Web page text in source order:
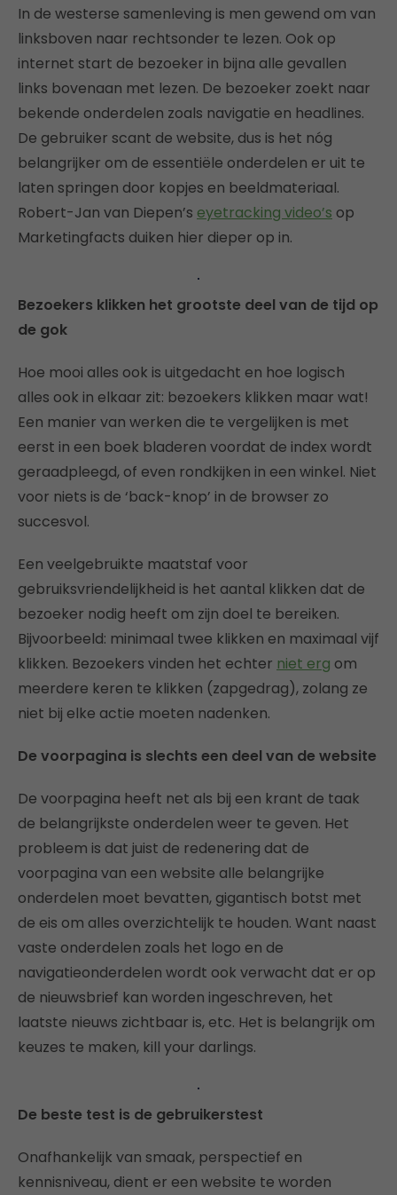
In de westerse samenleving is men gewend om van
linksboven naar rechtsonder te lezen. Ook op
internet start de bezoeker in bijna alle gevallen
links bovenaan met lezen. De bezoeker zoekt naar
bekende onderdelen zoals navigatie en headlines.
De gebruiker scant de website, dus is het nóg
belangrijker om de essentiële onderdelen er uit te
laten springen door kopjes en beeldmateriaal.
Robert-Jan van Diepen’s eyetracking video’s op
Marketingfacts duiken hier dieper op in.
Bezoekers klikken het grootste deel van de tijd op
de gok
Hoe mooi alles ook is uitgedacht en hoe logisch
alles ook in elkaar zit: bezoekers klikken maar wat!
Een manier van werken die te vergelijken is met
eerst in een boek bladeren voordat de index wordt
geraadpleegd, of even rondkijken in een winkel. Niet
voor niets is de ‘back-knop’ in de browser zo
succesvol.
Een veelgebruikte maatstaf voor
gebruiksvriendelijkheid is het aantal klikken dat de
bezoeker nodig heeft om zijn doel te bereiken.
Bijvoorbeeld: minimaal twee klikken en maximaal vijf
klikken. Bezoekers vinden het echter niet erg om
meerdere keren te klikken (zapgedrag), zolang ze
niet bij elke actie moeten nadenken.
De voorpagina is slechts een deel van de website
De voorpagina heeft net als bij een krant de taak
de belangrijkste onderdelen weer te geven. Het
probleem is dat juist de redenering dat de
voorpagina van een website alle belangrijke
onderdelen moet bevatten, gigantisch botst met
de eis om alles overzichtelijk te houden. Want naast
vaste onderdelen zoals het logo en de
navigatieonderdelen wordt ook verwacht dat er op
de nieuwsbrief kan worden ingeschreven, het
laatste nieuws zichtbaar is, etc. Het is belangrijk om
keuzes te maken, kill your darlings.
De beste test is de gebruikerstest
Onafhankelijk van smaak, perspectief en
kennisniveau, dient er een website te worden